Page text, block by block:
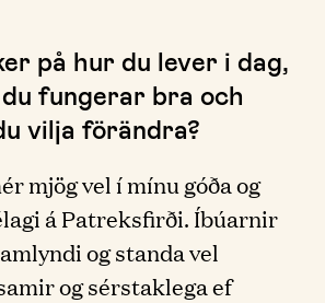
på hur du lever i dag,
fungerar bra och
vilja förändra?
mjög vel í mínu góða og
á Patreksfirði. Íbúarnir
og standa vel
og sérstaklega ef